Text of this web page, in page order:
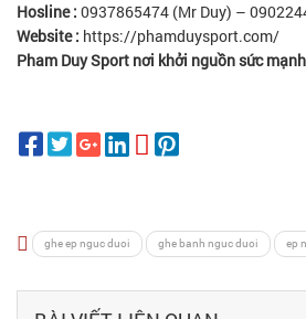
Hosline : 0937865474 (Mr Duy) –
Website : https://phamduysport.com/
Pham Duy Sport nơi khởi nguồn sức mạnh
ghe ep nguc duoi ghe banh nguc duoi ep